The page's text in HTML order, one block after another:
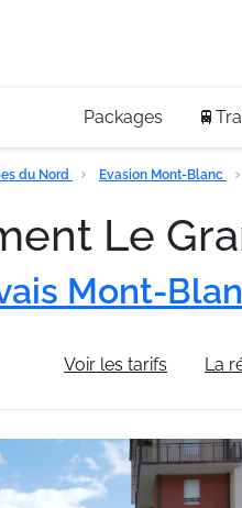
Packages
du Nord Evasion Mont-Blanc
Le
Mont-
Voir les tarifs La